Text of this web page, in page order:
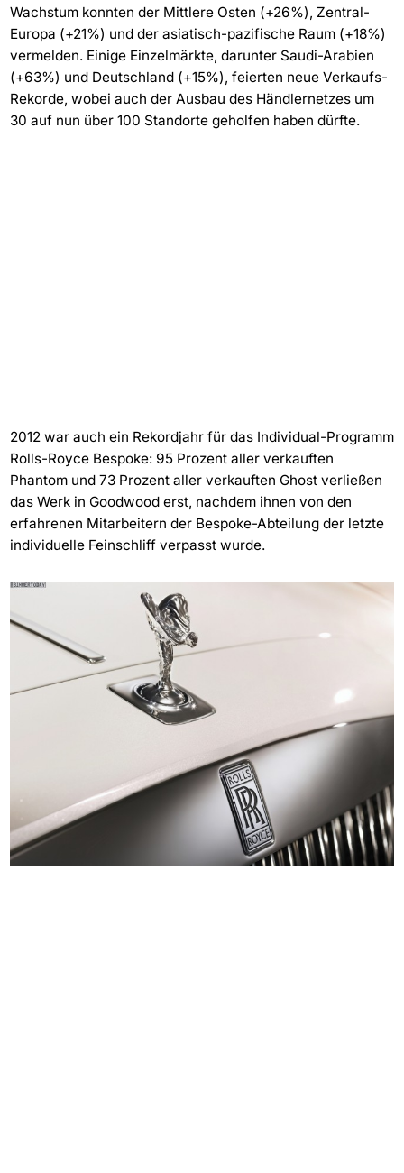
Wachstum konnten der Mittlere Osten (+26%), Zentral-
Europa (+21%) und der asiatisch-pazifische Raum (+18%)
vermelden. Einige Einzelmärkte, darunter Saudi-Arabien
(+63%) und Deutschland (+15%), feierten neue Verkaufs-
Rekorde, wobei auch der Ausbau des Händlernetzes um
30 auf nun über 100 Standorte geholfen haben dürfte.
2012 war auch ein Rekordjahr für das Individual-Programm
Rolls-Royce Bespoke: 95 Prozent aller verkauften
Phantom und 73 Prozent aller verkauften Ghost verließen
das Werk in Goodwood erst, nachdem ihnen von den
erfahrenen Mitarbeitern der Bespoke-Abteilung der letzte
individuelle Feinschliff verpasst wurde.